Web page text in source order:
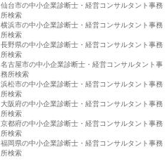
仙台市の中小企業診断士・経営コンサルタント事務
所検索
横浜市の中小企業診断士・経営コンサルタント事務
所検索
長野県の中小企業診断士・経営コンサルタント事務
所検索
名古屋市の中小企業診断士・経営コンサルタント事
務所検索
浜松市の中小企業診断士・経営コンサルタント事務
所検索
大阪府の中小企業診断士・経営コンサルタント事務
所検索
京都府の中小企業診断士・経営コンサルタント事務
所検索
福岡県の中小企業診断士・経営コンサルタント事務
所検索